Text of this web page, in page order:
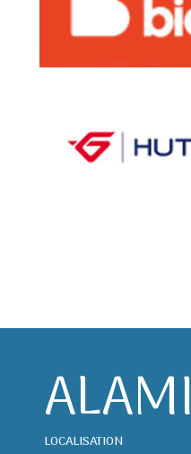
ALAMI
LOCALISATION